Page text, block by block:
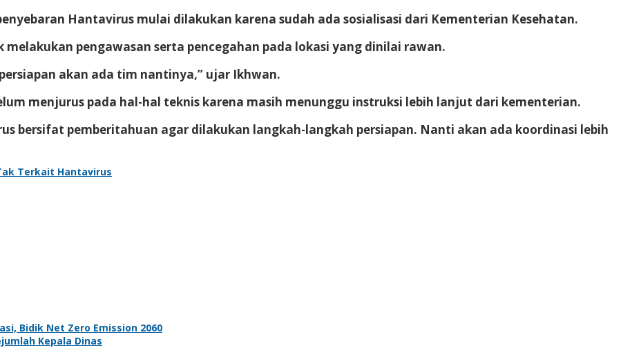
Hantavirus mulai dilakukan karena sudah ada sosialisasi dari Kementerian Kesehatan.
pengawasan serta pencegahan pada lokasi yang dinilai rawan.
akan ada tim nantinya,” ujar Ikhwan.
menjurus pada hal-hal teknis karena masih menunggu instruksi lebih lanjut dari kementerian.
bersifat pemberitahuan agar dilakukan langkah-langkah persiapan. Nanti akan ada koordinasi lebih
Terkait Hantavirus
Bidik Net Zero Emission 2060
Kepala Dinas